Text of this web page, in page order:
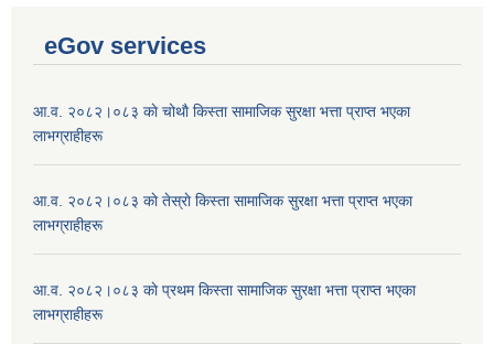
eGov services
आ.व. २०८२।०८३ काे चोथाै‌ किस्ता सामाजिक सुरक्षा भत्ता प्राप्त भएका
लाभग्राहीहरू
आ.व. २०८२।०८३ काे तेस्राे किस्ता सामाजिक सुरक्षा भत्ता प्राप्त भएका
लाभग्राहीहरू
आ.व. २०८२।०८३ काे प्रथम किस्ता सामाजिक सुरक्षा भत्ता प्राप्त भएका
लाभग्राहीहरू